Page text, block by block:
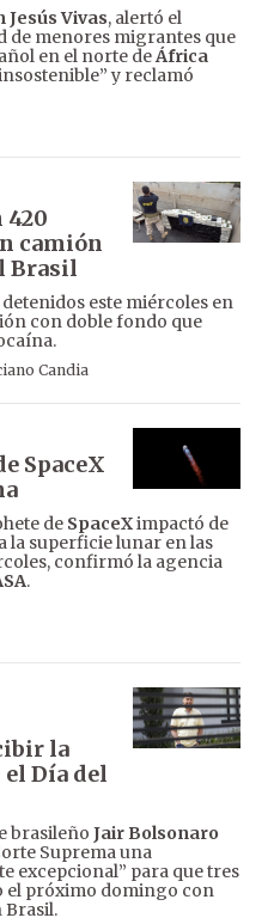
Jesús Vivas, alertó el
de menores migrantes que
en el norte deÁfrica
y reclamó
420
camión
Brasil
este miércoles en
con doble fondo que
Candia
SpaceX
de SpaceXimpactó de
superficie lunar en las
confirmó la agencia
.
la
Día del
brasileño Jair Bolsonaro
Suprema una
excepcional” para que tres
el próximo domingo con
Brasil.